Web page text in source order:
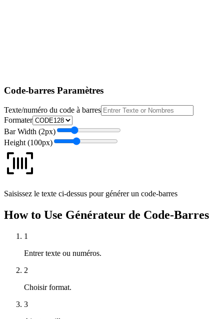
Code-barres Paramètres
Texte/numéro du code à barres
Formater
Bar Width (2px)
Height (100px)
Saisissez le texte ci-dessus pour générer un code-barres
How to Use Générateur de Code-Barres
1
Entrer texte ou numéros.
2
Choisir format.
3